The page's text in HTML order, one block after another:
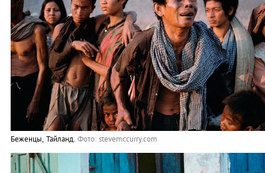
Беженцы, Тайланд. Фото: stevemccurry.com